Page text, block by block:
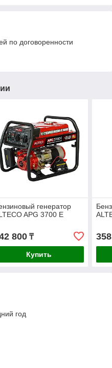
по договоренности
генератор
APG 3700 E
800₸
Купить
год